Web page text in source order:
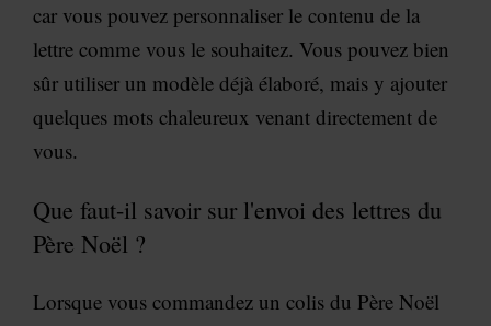
car vous pouvez personnaliser le contenu de la
lettre comme vous le souhaitez. Vous pouvez bien
sûr utiliser un modèle déjà élaboré, mais y ajouter
quelques mots chaleureux venant directement de
vous.
Que faut-il savoir sur l'envoi des lettres du
Père Noël ?
Lorsque vous commandez un colis du Père Noël